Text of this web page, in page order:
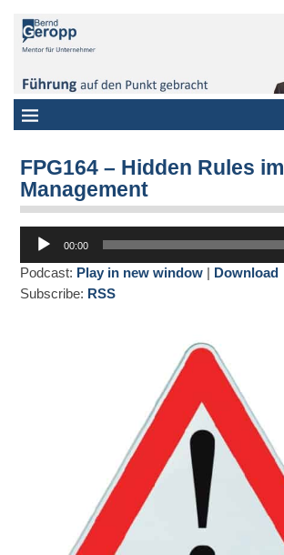
FPG164 – Hidden Rules im
Management
Audio-
Player
00:00
Podcast: Play in new window| Download
Subscribe: RSS